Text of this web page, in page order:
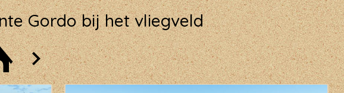
Gordo bij het vliegveld